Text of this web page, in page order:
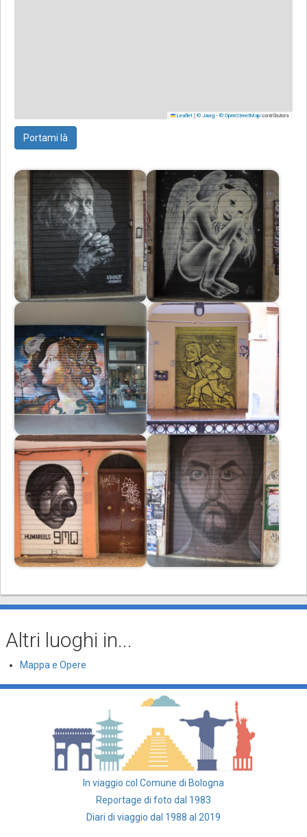
Leaflet | © Jawg - © OpenStreetMap contributors
Portami là
Immagine Immagine
Immagine Immagine
Immagine Immagine
Altri luoghi in...
Mappa e Opere
In viaggio col Comune di Bologna
Reportage di foto dal 1983
Diari di viaggio dal 1988 al 2019